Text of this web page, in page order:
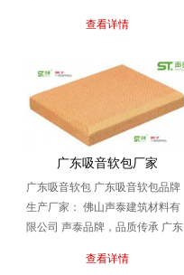
查看详情
广东吸音软包厂家
广东吸音软包 广东吸音软包品牌
生产厂家： 佛山声泰建筑材料有
限公司 声泰品牌，品质传承 广东
查看详情